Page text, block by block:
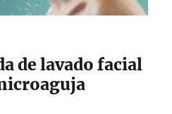
de lavado facial